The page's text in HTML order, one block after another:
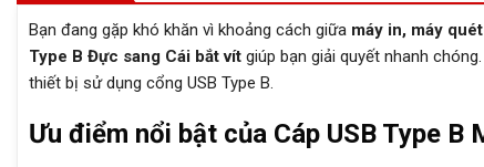
Bạn đang gặp khó khăn vì khoảng cách giữa máy in, máy
Type B Đực sang Cái bắt vít giúp bạn giải quyết nhanh
thiết bị sử dụng cổng USB Type B.
Ưu điểm nổi bật của Cáp USB Type